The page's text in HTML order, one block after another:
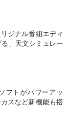
ジナル番組エディ
」天文シミュレー
フトがパワーアッ
スなど新機能も搭